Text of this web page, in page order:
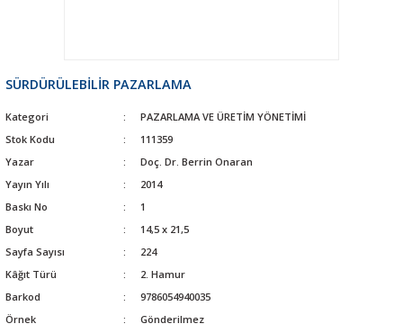
SÜRDÜRÜLEBİLİR PAZARLAMA
Kategori
PAZARLAMA VE ÜRETİM YÖNETİMİ
Stok Kodu
111359
Yazar
Doç. Dr. Berrin Onaran
Yayın Yılı
2014
Baskı No
1
Boyut
14,5 x 21,5
Sayfa Sayısı
224
Kâğıt Türü
2. Hamur
Barkod
9786054940035
Örnek
Gönderilmez